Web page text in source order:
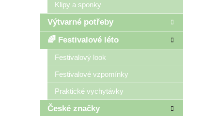
Klipy a sponky
Výtvarné potřeby
🌈 Festivalové léto
Festivalový look
Festivalové vzpomínky
Praktické vychytávky
České značky